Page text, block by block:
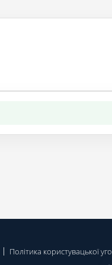
Політика користувацької